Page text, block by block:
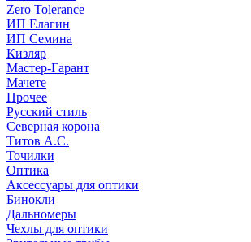
Zero Tolerance
ИП Елагин
ИП Семина
Кизляр
Мастер-Гарант
Мачете
Прочее
Русский стиль
Северная корона
Титов А.С.
Точилки
Оптика
Аксессуары для оптики
Бинокли
Дальномеры
Чехлы для оптики